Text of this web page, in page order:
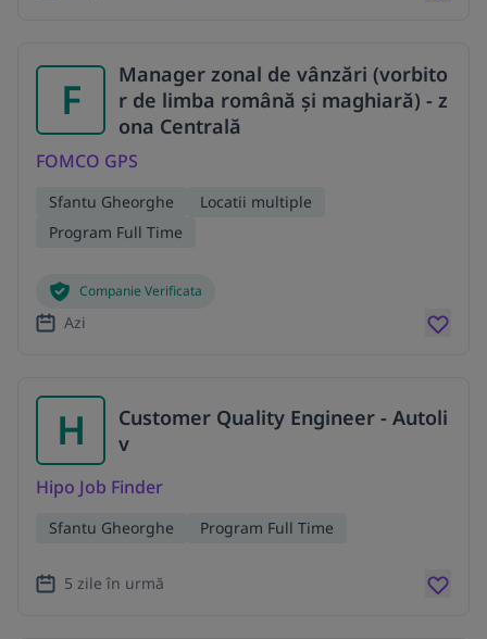
F
Manager zonal de vânzări (vorbito
r de limba română și maghiară) - z
ona Centrală
FOMCO GPS
Sfantu Gheorghe
Locatii multiple
Program Full Time
Companie Verificata
Azi
H
Customer Quality Engineer - Autoli
v
Hipo Job Finder
Sfantu Gheorghe Program Full Time
5 zile în urmă